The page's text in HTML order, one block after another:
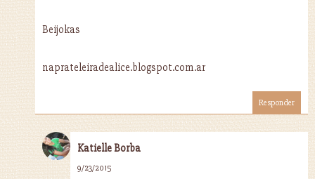
Beijokas
naprateleiradealice.blogspot.com.ar
Responder
Katielle Borba
9/23/2015